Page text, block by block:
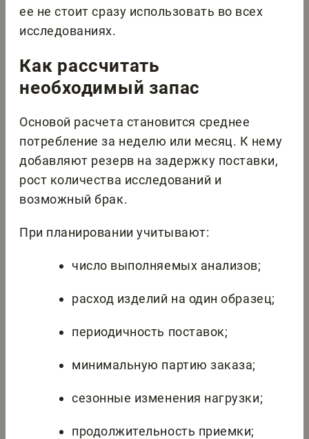
ее не стоит сразу использовать во всех
исследованиях.
Как рассчитать
необходимый запас
Основой расчета становится среднее
потребление за неделю или месяц. К нему
добавляют резерв на задержку поставки,
рост количества исследований и
возможный брак.
При планировании учитывают:
число выполняемых анализов;
расход изделий на один образец;
периодичность поставок;
минимальную партию заказа;
сезонные изменения нагрузки;
продолжительность приемки;